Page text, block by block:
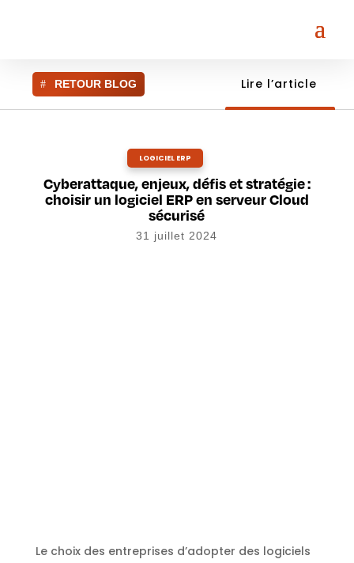
RETOUR BLOG Lire l’article
LOGICIEL ERP
Cyberattaque, enjeux, défis et stratégie :
choisir un logiciel ERP en serveur Cloud
sécurisé
31 juillet 2024
Le choix des entreprises d’adopter des logiciels